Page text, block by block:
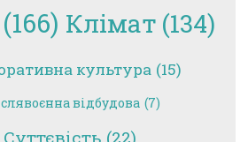
(166) Клімат (134)
культура (15)
відбудова (7)
Суттєвість (22)